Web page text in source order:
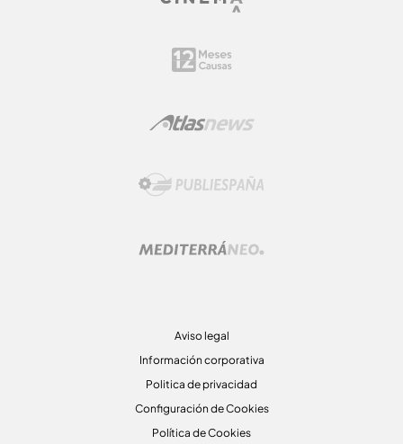
Aviso legal
Información corporativa
Politica de privacidad
Configuración de Cookies
Política de Cookies